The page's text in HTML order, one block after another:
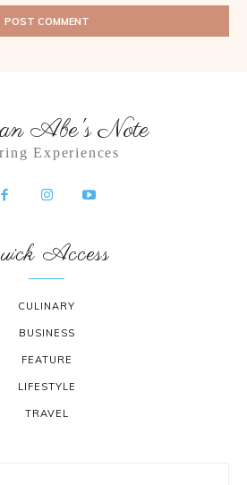
Abe's Note
Experiences
Access
CULINARY
BUSINESS
FEATURE
LIFESTYLE
TRAVEL